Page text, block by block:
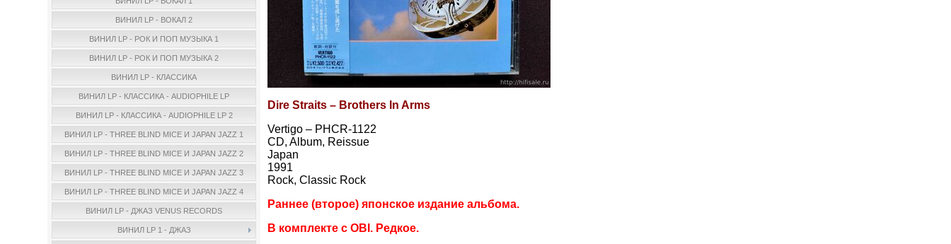
ВИНИЛ LP - ВОКАЛ 2
ВИНИЛ LP - РОК И ПОП МУЗЫКА 1
ВИНИЛ LP - РОК И ПОП МУЗЫКА 2
ВИНИЛ LP - КЛАССИКА
ВИНИЛ LP - КЛАССИКА - AUDIOPHILE LP
ВИНИЛ LP - КЛАССИКА - AUDIOPHILE LP 2
ВИНИЛ LP - THREE BLIND MICE И JAPAN JAZZ 1
ВИНИЛ LP - THREE BLIND MICE И JAPAN JAZZ 2
ВИНИЛ LP - THREE BLIND MICE И JAPAN JAZZ 3
ВИНИЛ LP - THREE BLIND MICE И JAPAN JAZZ 4
ВИНИЛ LP - ДЖАЗ VENUS RECORDS
ВИНИЛ LP 1 - ДЖАЗ
Dire Straits – Brothers In Arms
Vertigo – PHCR-1122
CD, Album, Reissue
Japan
1991
Rock, Classic Rock
Раннее (второе) японское издание альбома.
В комплекте с OBI. Редкое.